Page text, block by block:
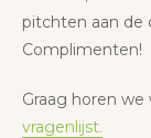
pitchten aan de
Complimenten!
Graag horen
vragenlijst.